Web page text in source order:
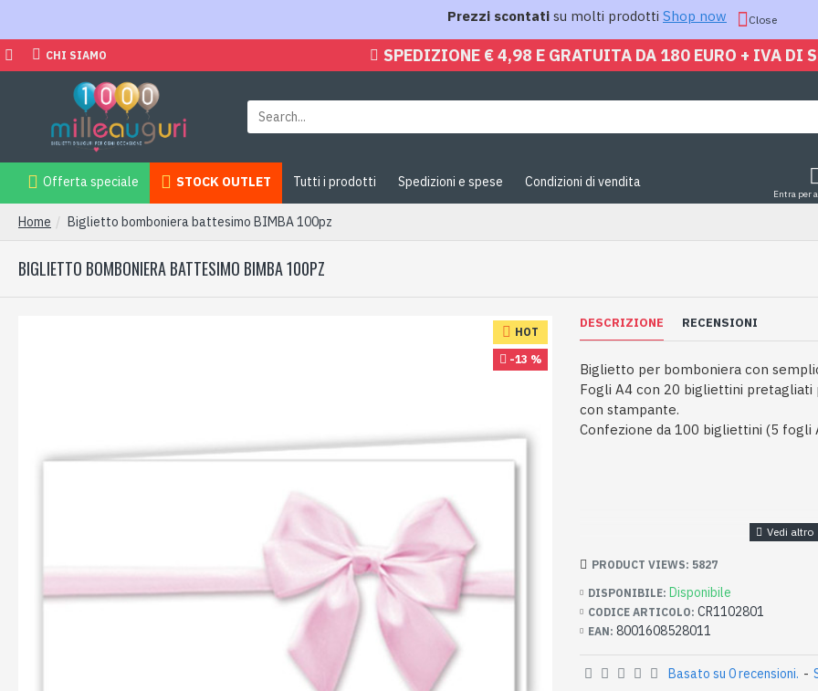
Prezzi scontati su molti prodotti Shop now Close
CHI SIAMO SPEDIZIONE € 4,98 E GRATUITA DA 180 EURO + IVA DI
Offerta speciale STOCK OUTLET Tutti i prodotti Spedizioni e spese Condizioni di vendita
Entra per
Home Biglietto bomboniera battesimo BIMBA 100pz
BIGLIETTO BOMBONIERA BATTESIMO BIMBA 100PZ
HOT
-13 %
DESCRIZIONE RECENSIONI
Biglietto per bomboniera con
Fogli A4 con 20 bigliettini pretagliati
con stampante.
Confezione da 100 bigliettini (5 fogli
DISPONIBILE: Disponibile
CODICE ARTICOLO: CR1102801
EAN: 8001608528011
PRODUCT VIEWS: 5827
Basato su 0 recensioni. -